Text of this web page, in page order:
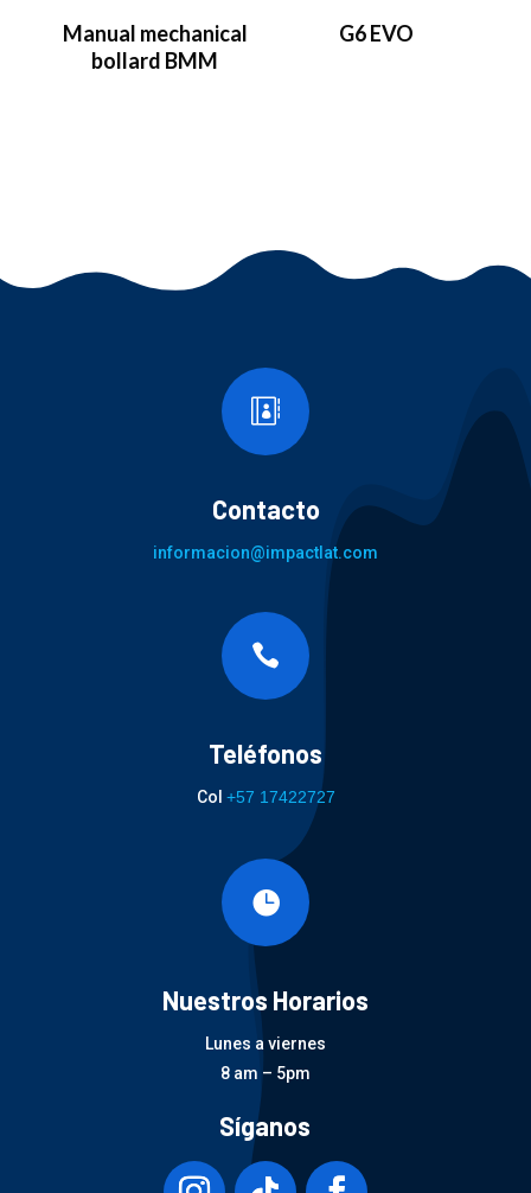
Manual mechanical
bollard BMM
G6 EVO

Contacto
informacion@impactlat.com

Teléfonos
Col +57 17422727

Nuestros Horarios
Lunes a viernes
8 am – 5pm
Síganos